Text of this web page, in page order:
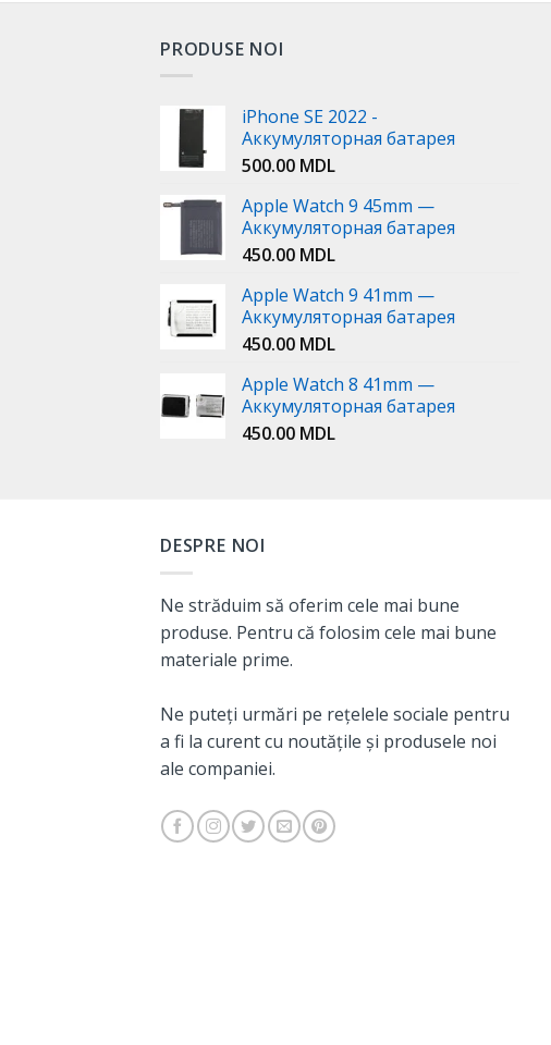
PRODUSE NOI
iPhone SE 2022 -
Аккумуляторная батарея
500.00 MDL
Apple Watch 9 45mm —
Аккумуляторная батарея
450.00 MDL
Apple Watch 9 41mm —
Аккумуляторная батарея
450.00 MDL
Apple Watch 8 41mm —
Аккумуляторная батарея
450.00 MDL
DESPRE NOI
Ne străduim să oferim cele mai bune
produse. Pentru că folosim cele mai bune
materiale prime.
Ne puteți urmări pe rețelele sociale pentru
a fi la curent cu noutățile și produsele noi
ale companiei.